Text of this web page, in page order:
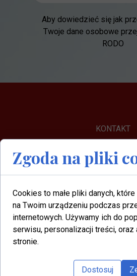
Aby dowiedzieć się jak
Twoje dane osobowe
RODO
KONTAKT
Masz
Zapisz się na newsletter
Nazywam się Elżbieta
tematyką PFRON. W
ponad 10 lat wspieram
Zgoda na pliki
Cookies to małe pliki danych,
na Twoim urządzeniu podczas
internetowych. Używamy ich do
serwisu, personalizacji treści, oraz
stronie.
Dostosuj